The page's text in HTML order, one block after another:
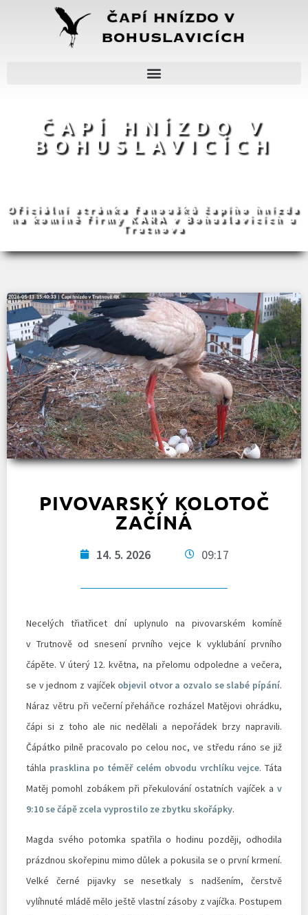
ČAPÍ HNÍZDO V
BOHUSLAVICÍCH
Oficiální stránka fanoušků čapího hnízda
na komíně firmy KARA v Bohuslavicích u
Trutnova
PIVOVARSKÝ KOLOTOČ
ZAČÍNÁ
14. 5. 2026 09:17
Necelých třiatřicet dní uplynulo na pivovarském komíně
v Trutnově od snesení prvního vejce k vyklubání prvního
čápěte. V úterý 12. května, na přelomu odpoledne a večera,
se v jednom z vajíček objevil otvor a ozvalo se slabé pípání.
Náraz větru při večerní přeháňce rozházel Matějovi ohrádku,
čápi si z toho ale nic nedělali a nepořádek brzy napravili.
Čápátko pilně pracovalo po celou noc, ve středu ráno se již
táhla prasklina po téměř celém obvodu vrchlíku vejce. Táta
Matěj pomohl zobákem při překulování ostatních vajíček a v
9:10 se čápě zcela vyprostilo ze zbytku skořápky.
Magda svého potomka spatřila o hodinu později, odhodila
prázdnou skořepinu mimo důlek a pokusila se o první krmení.
Velké černé pijavky se nesetkaly s nadšením, čerstvě
vylíhnuté mládě mělo ještě vlastní zásoby z vajíčka. Postupem